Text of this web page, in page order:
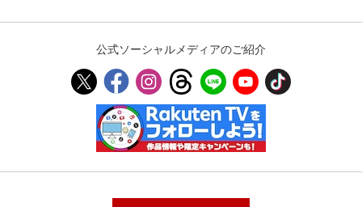
公式ソーシャルメディアのご紹介